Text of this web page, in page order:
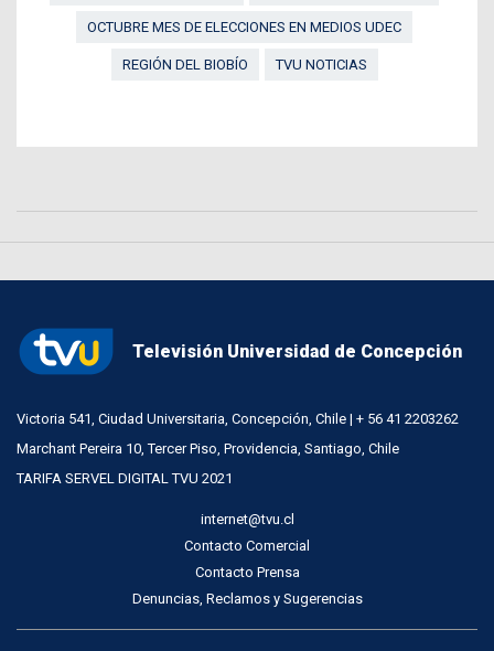
OCTUBRE MES DE ELECCIONES EN MEDIOS UDEC
REGIÓN DEL BIOBÍO TVU NOTICIAS
Televisión Universidad de Concepción
Victoria 541, Ciudad Universitaria, Concepción, Chile | + 56 41 2203262
Marchant Pereira 10, Tercer Piso, Providencia, Santiago, Chile
TARIFA SERVEL DIGITAL TVU 2021
internet@tvu.cl
Contacto Comercial
Contacto Prensa
Denuncias, Reclamos y Sugerencias